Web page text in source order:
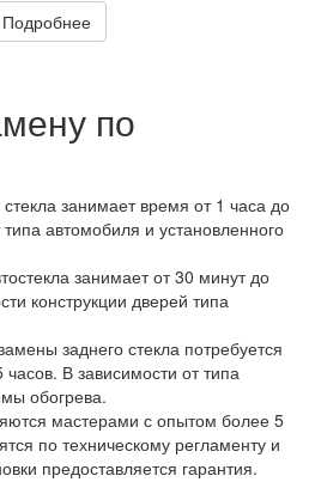
Подробнее
по
стекла занимает время от 1 часа до
автомобиля и установленного
занимает от 30 минут до
конструкции дверей типа
заднего стекла потребуется
В зависимости от типа
обогрева.
мастерами с опытом более 5
по техническому регламенту и
предоставляется гарантия.